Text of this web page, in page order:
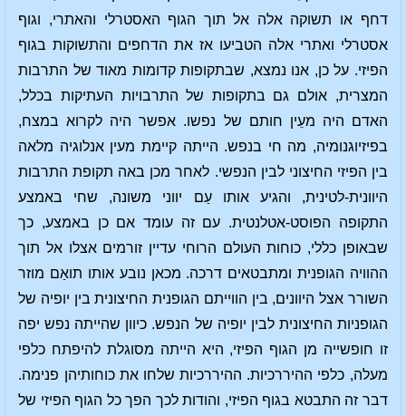
דחף או תשוקה אלה אל תוך הגוף האסטרלי והאתרי, וגוף
אסטרלי ואתרי אלה הטביעו אז את הדחפים והתשוקות בגוף
הפיזי. על כן, אנו נמצא, שבתקופות קדומות מאוד של התרבות
המצרית, אולם גם בתקופות של התרבויות העתיקות בכלל,
האדם היה מעֵין חותם של נפשו. אפשר היה לקרוא במצח,
בפיזיוגנומיה, מה חי בנפש. הייתה קיימת מעין אנלוגיה מלאה
בין הפיזי החיצוני לבין הנפשי. לאחר מכן באה תקופת התרבות
היוונית-לטינית, והגיע אותו עַם יווני משונה, שחי באמצע
התקופה הפוסט-אטלנטית. עם זה עומד אם כן באמצע, כך
שבאופן כללי, כוחות העולם הרוחי עדיין זורמים אצלו אל תוך
ההוויה הגופנית ומתבטאים דרכה. מכאן נובע אותו תואַם מוזר
השורר אצל היוונים, בין הווייתם הגופנית החיצונית בין יופיה של
הגופניות החיצונית לבין יופיה של הנפש. כיוון שהייתה נפש יפה
זו חופשייה מן הגוף הפיזי, היא הייתה מסוגלת להיפתח כלפי
מעלה, כלפי ההיררכיות. ההיררכיות שלחו את כוחותיהן פנימה.
דבר זה התבטא בגוף הפיזי, והודות לכך הפך כל הגוף הפיזי של